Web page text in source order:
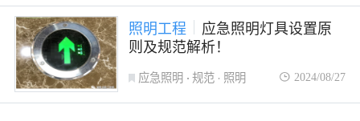
照明工程
应急照明灯具设置原
则及规范解析！
应急照明 规范 照明 2024/08/27